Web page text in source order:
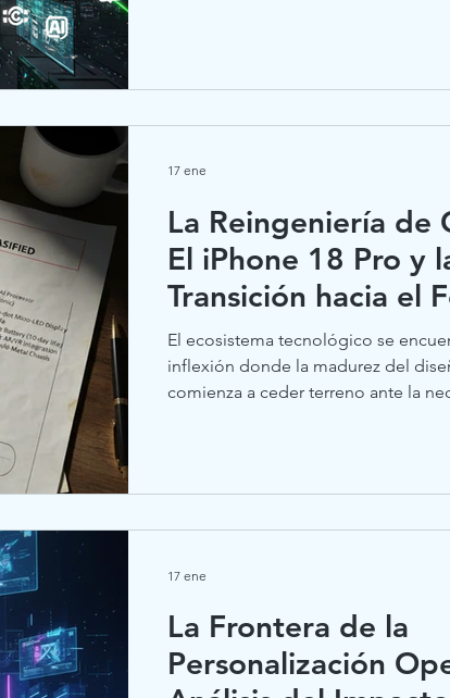
arquitecturas anteriores se
reside únicamente en un
La Reingeniería de
El iPhone 18 Pro y
Transición hacia el
Plegable.
El ecosistema tecnológico se
inflexión donde la madurez del
comienza a ceder terreno ante la
técnicas de la serie iPhone 18 Pro,
17 ene
La Frontera de la
Personalización
17 ene